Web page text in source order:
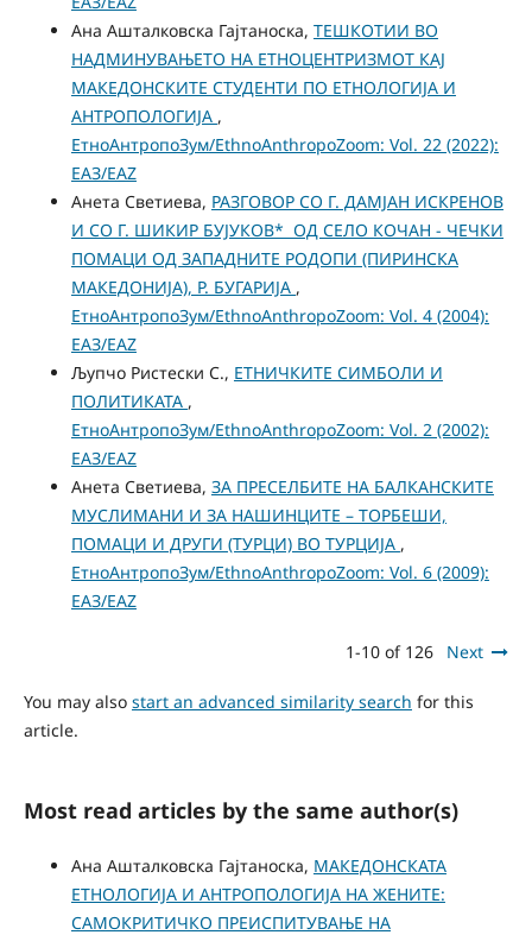
Ана Ашталковска Гајтаноска, ТЕШКОТИИ ВО
НАДМИНУВАЊЕТО НА ЕТНОЦЕНТРИЗМОТ КАЈ
МАКЕДОНСКИТЕ СТУДЕНТИ ПО ЕТНОЛОГИЈА И
АНТРОПОЛОГИЈА ,
ЕтноАнтропоЗум/EthnoAnthropoZoom: Vol. 22 (2022):
ЕАЗ/EAZ
Анета Светиева, РАЗГОВОР СО Г. ДАМЈАН ИСКРЕНОВ
И СО Г. ШИКИР БУЈУКОВ* ОД СЕЛО КОЧАН - ЧЕЧКИ
ПОМАЦИ ОД ЗАПАДНИТЕ РОДОПИ (ПИРИНСКА
МАКЕДОНИЈА), Р. БУГАРИЈА ,
ЕтноАнтропоЗум/EthnoAnthropoZoom: Vol. 4 (2004):
ЕАЗ/EAZ
Љупчо Ристески С., ЕТНИЧКИТЕ СИМБОЛИ И
ПОЛИТИКАТА ,
ЕтноАнтропоЗум/EthnoAnthropoZoom: Vol. 2 (2002):
ЕАЗ/EAZ
Анета Светиева, ЗА ПРЕСЕЛБИТЕ НА БАЛКАНСКИТЕ
МУСЛИМАНИ И ЗА НАШИНЦИТЕ – ТОРБЕШИ,
ПОМАЦИ И ДРУГИ (ТУРЦИ) ВО ТУРЦИЈА ,
ЕтноАнтропоЗум/EthnoAnthropoZoom: Vol. 6 (2009):
ЕАЗ/EAZ
1-10 of 126 Next
You may also start an advanced similarity search for this
article.
Most read articles by the same author(s)
Ана Ашталковска Гајтаноска, МАКЕДОНСКАТА
ЕТНОЛОГИЈА И АНТРОПОЛОГИЈА НА ЖЕНИТЕ:
САМОКРИТИЧКО ПРЕИСПИТУВАЊЕ НА